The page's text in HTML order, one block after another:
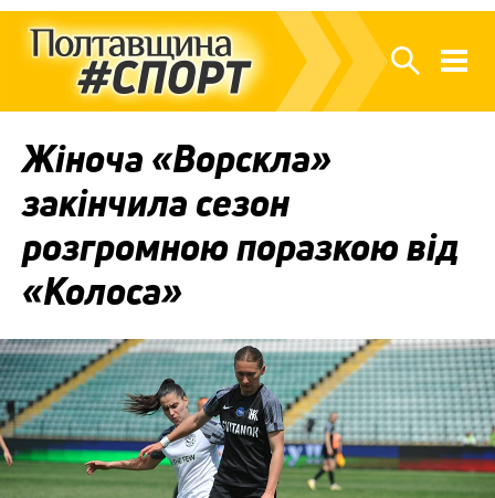
Жіноча «Ворскла»
закінчила сезон
розгромною поразкою від
«Колоса»